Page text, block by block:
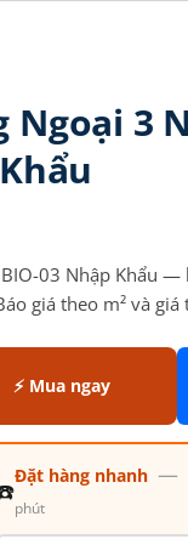
Ngoại 3
03 Nhập Khẩu —
giá theo m² và
⚡ Mua ngay
Đặt hàng nhanh —
phút